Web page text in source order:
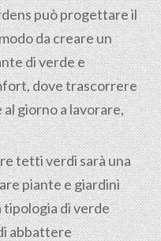
può progettare il
da creare un
di verde e
dove trascorrere
giorno a lavorare,
tetti verdi sarà una
piante e giardini
di verde
abbattere